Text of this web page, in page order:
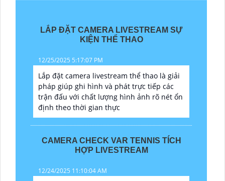
LẮP ĐẶT CAMERA LIVESTREAM SỰ
KIỆN THỂ THAO
12/25/2025 5:17:07 PM
Lắp đặt camera livestream thể thao là giải
pháp giúp ghi hình và phát trực tiếp các
trận đấu với chất lượng hình ảnh rõ nét ổn
định theo thời gian thực
CAMERA CHECK VAR TENNIS TÍCH
HỢP LIVESTREAM
12/24/2025 11:10:04 AM